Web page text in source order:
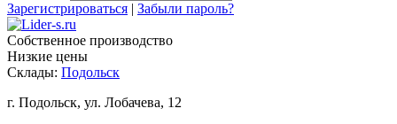
Зарегистрироваться | Забыли пароль?
Собственное производство
Низкие цены
Склады: Подольск
г. Подольск, ул. Лобачева, 12